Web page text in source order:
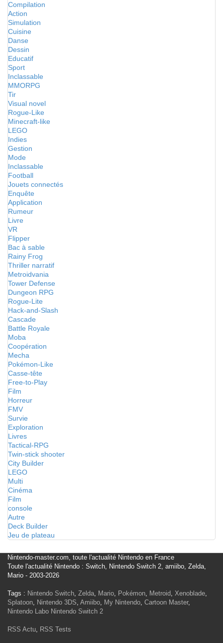
Compilation
Action
Simulation
Cuisine
Danse
Dessin
Educatif
Sport
Inclassable
MMORPG
Tir
Visual novel
Rogue-Like
Minecraft-like
LEGO
Indies
Gestion
Mode
Inclassable
Football
Jouets connectés
Enquête
Application
Rumeur
Livre
VR
Flipper
Bac à sable
Rainy Frog
Thriller narratif
Metroidvania
Tower Defense
Dungeon RPG
Rogue-Lite
Hack-and-Slash
Cascade
Battle Royale
Moba
Coopération
Mecha
Pokémon-Like
Casse-tête
Free-to-Play
Film
Horreur
FMV
Survie
Exploration
Livres
Tactical-RPG
Twin-stick shooter
City Builder
LEGO
Multi
Cinéma
Film
console
Autre
Deck Builder
Jeu de plateau
Nintendo-master.com, toute l'actualité Nintendo en France
Toute l'actualité Nintendo : Switch, Nintendo Switch 2, amiibo, Zelda,
Mario - 2003-2026
Tags : Nintendo Switch, Zelda, Mario, Pokémon, Metroid, Xenoblade,
Splatoon, Nintendo 3DS, Amiibo, My Nintendo, Cartoon Master,
Nintendo Labo Nintendo Switch 2
RSS Actu, RSS Tests